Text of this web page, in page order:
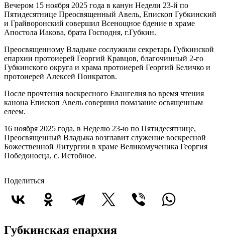
Вечером 15 ноября 2025 года в канун Недели 23-й по
Пятидесятнице Преосвященный Авель, Епископ Губкинский
и Грайворонский совершил Всенощное бдение в храме
Апостола Иакова, брата Господня, г.Губкин.
Преосвященному Владыке сослужили секретарь Губкинской
епархии протоиерей Георгий Кравцов, благочинный 2-го
Губкинского округа и храма протоиерей Георгий Беличко и
протоиерей Алексей Понкратов.
После прочтения воскресного Евангелия во время чтения
канона Епископ Авель совершил помазание освященным
елеем.
16 ноября 2025 года, в Неделю 23-ю по Пятидесятнице,
Преосвященный Владыка возглавит служение воскресной
Божественной Литургии в храме Великомученика Георгия
Победоносца, с. Истобное.
Поделиться
Губкинская епархия